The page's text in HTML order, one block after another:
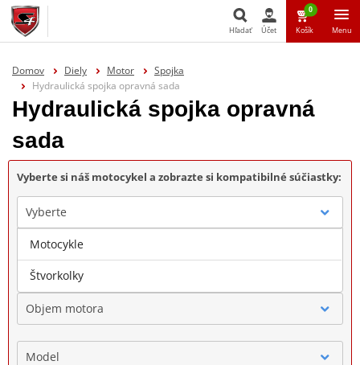
Hľadať Účet
0
Košík Menu
Domov Diely Motor
Spojka
Hydraulická spojka opravná sada
Hydraulická spojka opravná
sada
Vyberte si náš motocykel a zobrazte si kompatibilné súčiastky:
Vyberte
Značka
Objem motora
Model
Motocykle
Štvorkolky